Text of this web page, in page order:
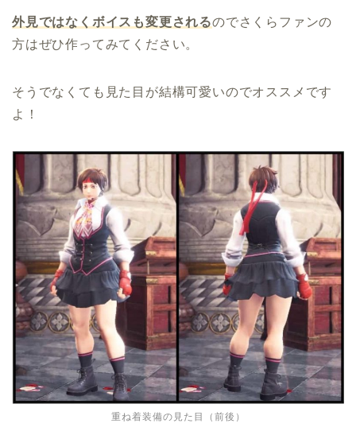
外見ではなくボイスも変更されるのでさくらファンの
方はぜひ作ってみてください。
そうでなくても見た目が結構可愛いのでオススメです
よ！
重ね着装備の見た目（前後）